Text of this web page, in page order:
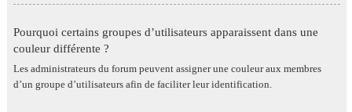
Pourquoi certains groupes d’utilisateurs apparaissent dans une
couleur différente ?
Les administrateurs du forum peuvent assigner une couleur aux membres
d’un groupe d’utilisateurs afin de faciliter leur identification.